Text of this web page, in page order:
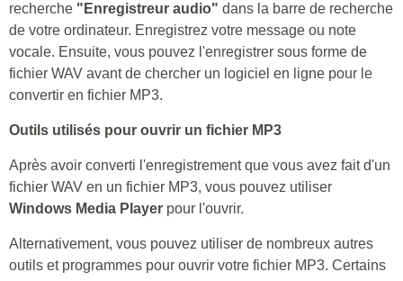
recherche "Enregistreur audio" dans la barre de recherche
de votre ordinateur. Enregistrez votre message ou note
vocale. Ensuite, vous pouvez l'enregistrer sous forme de
fichier WAV avant de chercher un logiciel en ligne pour le
convertir en fichier MP3.
Outils utilisés pour ouvrir un fichier MP3
Après avoir converti l'enregistrement que vous avez fait d'un
fichier WAV en un fichier MP3, vous pouvez utiliser
Windows Media Player pour l'ouvrir.
Alternativement, vous pouvez utiliser de nombreux autres
outils et programmes pour ouvrir votre fichier MP3. Certains